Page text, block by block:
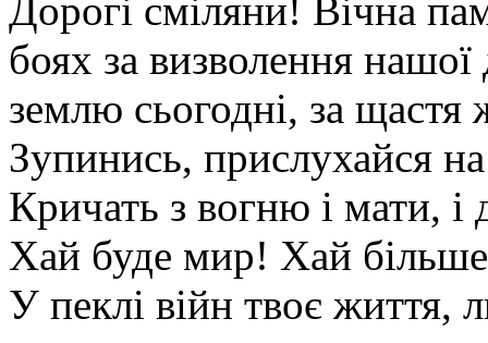
Дорогі сміляни! Вічна
боях за визволення
землю сьогодні, за
Зупинись, прислухайся
Кричать з вогню і мати, і
Хай буде мир! Хай
У пеклі війн твоє життя,